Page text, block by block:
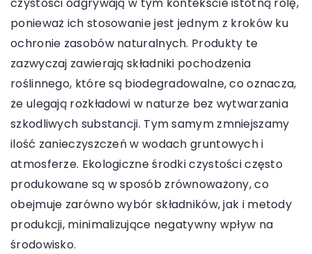
czystości odgrywają w tym kontekście istotną rolę,
ponieważ ich stosowanie jest jednym z kroków ku
ochronie zasobów naturalnych. Produkty te
zazwyczaj zawierają składniki pochodzenia
roślinnego, które są biodegradowalne, co oznacza,
że ulegają rozkładowi w naturze bez wytwarzania
szkodliwych substancji. Tym samym zmniejszamy
ilość zanieczyszczeń w wodach gruntowych i
atmosferze. Ekologiczne środki czystości często
produkowane są w sposób zrównoważony, co
obejmuje zarówno wybór składników, jak i metody
produkcji, minimalizujące negatywny wpływ na
środowisko.